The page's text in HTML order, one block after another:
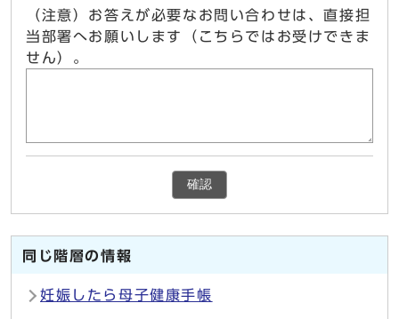
（注意）お答えが必要なお問い合わせは、直接担
当部署へお願いします（こちらではお受けできま
せん）。
確認
同じ階層の情報
妊娠したら母子健康手帳